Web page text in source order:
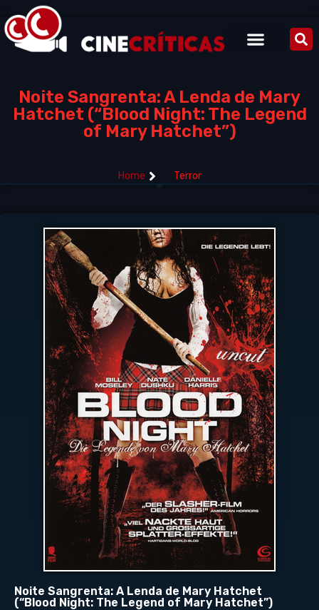
Noite Sangrenta: A Lenda de Mary
Hatchet (“Blood Night: The Legend
of Mary Hatchet”)
Home Terror
Noite Sangrenta: A Lenda de Mary Hatchet
(“Blood Night: The Legend of Mary Hatchet”)